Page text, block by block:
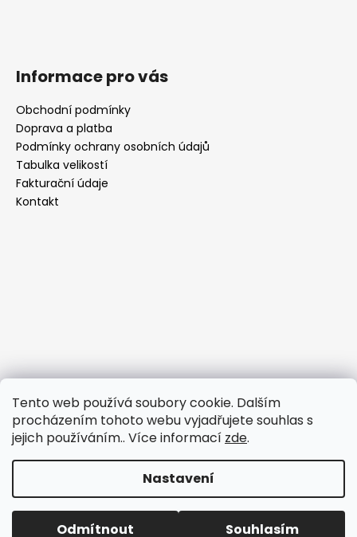
Tento web používá soubory cookie. Dalším
procházením tohoto webu vyjadřujete souhlas s
jejich používáním.. Více informací zde.
Nastavení
Odmítnout Souhlasím
Informace pro vás
Obchodní podmínky
Doprava a platba
Podmínky ochrany osobních údajů
Tabulka velikostí
Fakturační údaje
Kontakt
Copyright 2026WeWalk merino oblečení. Všechna
práva vyhrazena.